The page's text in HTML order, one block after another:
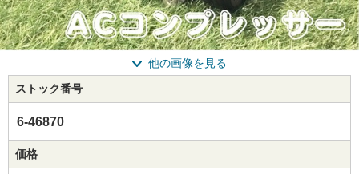
他の画像を見る
ストック番号
6-46870
価格